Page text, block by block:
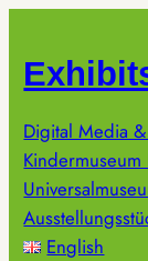
springen
Digital Media
English